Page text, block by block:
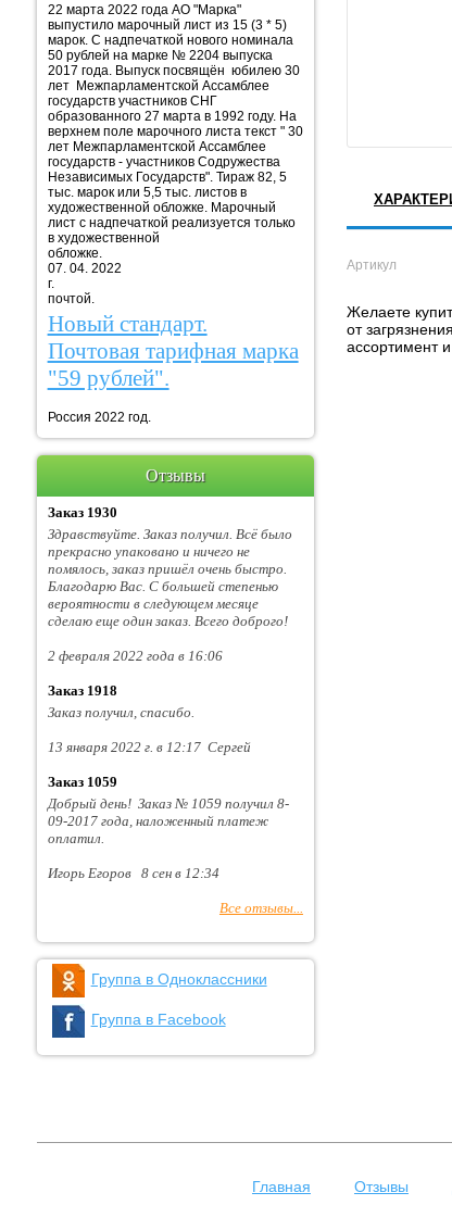
Артикул
Желаете
от
ассортимент
22 марта 2022 года АО "Марка"
выпустило марочный лист из 15 (3 * 5)
марок. С надпечаткой нового номинала
50 рублей на марке № 2204 выпуска
2017 года. Выпуск посвящён юбилею 30
лет Межпарламентской Ассамблее
государств участников СНГ
образованного 27 марта в 1992 году. На
верхнем поле марочного листа текст " 30
лет Межпарламентской Ассамблее
государств - участников Содружества
Независимых Государств". Тираж 82, 5
тыс. марок или 5,5 тыс. листов в
художественной обложке. Марочный
лист с надпечаткой реализуется только
в художественной
обложке.
07. 04. 2022
г. Марка
почтой.
Новый стандарт.
Почтовая тарифная марка
"59 рублей".
Россия 2022 год.
Отзывы
Заказ 1930
Здравствуйте. Заказ получил. Всё было
прекрасно упаковано и ничего не
помялось, заказ пришёл очень быстро.
Благодарю Вас. С большей степенью
вероятности в следующем месяце
сделаю еще один заказ. Всего доброго!
2 февраля 2022 года в 16:06
Заказ 1918
Заказ получил, спасибо.
13 января 2022 г. в 12:17 Сергей
Заказ 1059
Добрый день! Заказ № 1059 получил 8-
09-2017 года, наложенный платеж
оплатил.
Игорь Егоров 8 сен в 12:34
Все отзывы...
Группа в Одноклассники
Группа в Facebook
Главная Отзывы